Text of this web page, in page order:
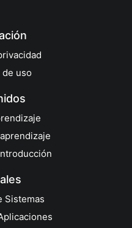
uso
Sistemas